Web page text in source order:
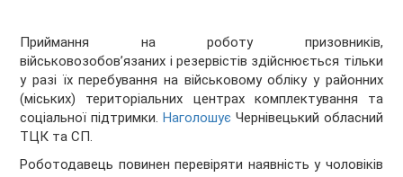
Приймання на роботу призовників,
військовозобов’язаних і резервістів здійснюється тільки
у разі їх перебування на військовому обліку у районних
(міських) територіальних центрах комплектування та
соціальної підтримки. Наголошує Чернівецький обласний
ТЦК та СП.
Роботодавець повинен перевіряти наявність у чоловіків